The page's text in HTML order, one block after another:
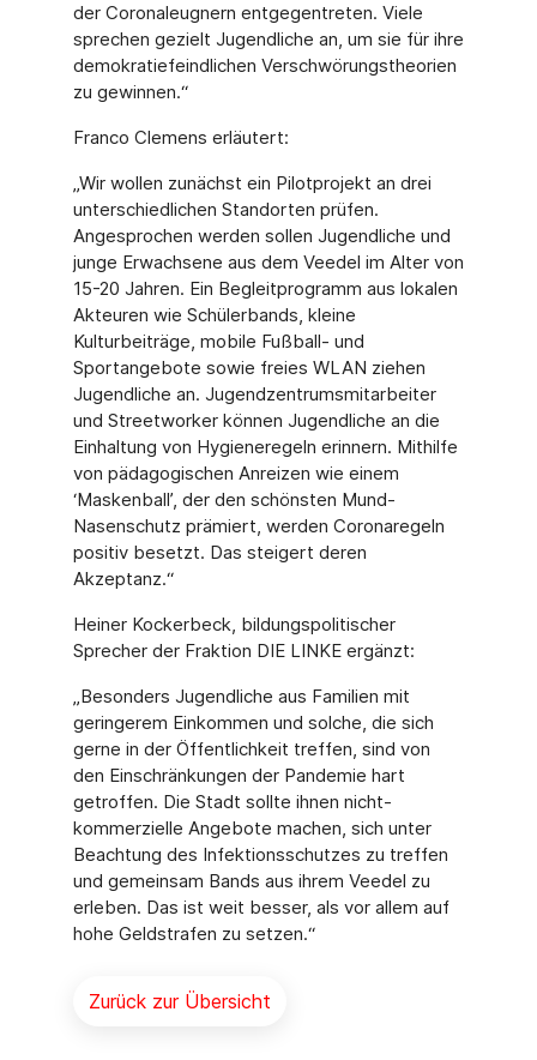
der Coronaleugnern entgegentreten. Viele
sprechen gezielt Jugendliche an, um sie für ihre
demokratiefeindlichen Verschwörungstheorien
zu gewinnen.“
Franco Clemens erläutert:
„Wir wollen zunächst ein Pilotprojekt an drei
unterschiedlichen Standorten prüfen.
Angesprochen werden sollen Jugendliche und
junge Erwachsene aus dem Veedel im Alter von
15-20 Jahren. Ein Begleitprogramm aus lokalen
Akteuren wie Schülerbands, kleine
Kulturbeiträge, mobile Fußball- und
Sportangebote sowie freies WLAN ziehen
Jugendliche an. Jugendzentrumsmitarbeiter
und Streetworker können Jugendliche an die
Einhaltung von Hygieneregeln erinnern. Mithilfe
von pädagogischen Anreizen wie einem
‘Maskenball’, der den schönsten Mund-
Nasenschutz prämiert, werden Coronaregeln
positiv besetzt. Das steigert deren
Akzeptanz.“
Heiner Kockerbeck, bildungspolitischer
Sprecher der Fraktion DIE LINKE ergänzt:
„Besonders Jugendliche aus Familien mit
geringerem Einkommen und solche, die sich
gerne in der Öffentlichkeit treffen, sind von
den Einschränkungen der Pandemie hart
getroffen. Die Stadt sollte ihnen nicht-
kommerzielle Angebote machen, sich unter
Beachtung des Infektionsschutzes zu treffen
und gemeinsam Bands aus ihrem Veedel zu
erleben. Das ist weit besser, als vor allem auf
hohe Geldstrafen zu setzen.“
Zurück zur Übersicht